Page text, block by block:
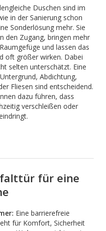
Duschen sind im
in der Sanierung schon
Sonderlösung mehr. Sie
den Zugang, bringen mehr
und lassen das
oft größer wirken. Dabei
selten unterschätzt. Eine
Abdichtung,
Fliesen sind entscheidend.
dazu führen, dass
verschleißen oder
für eine
Eine barrierefreie
für Komfort, Sicherheit